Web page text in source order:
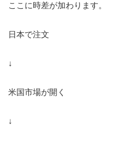
ここに時差が加わります。
日本で注文
↓
米国市場が開く
↓